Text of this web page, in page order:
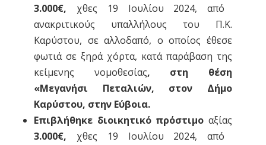
3.000€, χθες 19 Ιουλίου 2024, από
ανακριτικούς υπαλλήλους του Π.Κ.
Καρύστου, σε αλλοδαπό, ο οποίος έθεσε
φωτιά σε ξηρά χόρτα, κατά παράβαση της
κείμενης νομοθεσίας, στη θέση
«Μεγανήσι Πεταλιών, στον Δήμο
Καρύστου, στην Εύβοια.
Επιβλήθηκε διοικητικό πρόστιμο αξίας
3.000€, χθες 19 Ιουλίου 2024, από